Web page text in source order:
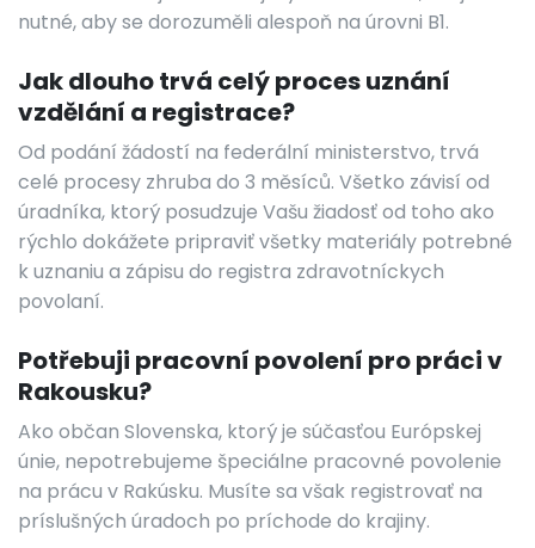
nutné, aby se dorozuměli alespoň na úrovni B1.
Jak dlouho trvá celý proces uznání
vzdělání a registrace?
Od podání žádostí na federální ministerstvo, trvá
celé procesy zhruba do 3 měsíců. Všetko závisí od
úradníka, ktorý posudzuje Vašu žiadosť od toho ako
rýchlo dokážete pripraviť všetky materiály potrebné
k uznaniu a zápisu do registra zdravotníckych
povolaní.
Potřebuji pracovní povolení pro práci v
Rakousku?
Ako občan Slovenska, ktorý je súčasťou Európskej
únie, nepotrebujeme špeciálne pracovné povolenie
na prácu v Rakúsku. Musíte sa však registrovať na
príslušných úradoch po príchode do krajiny.